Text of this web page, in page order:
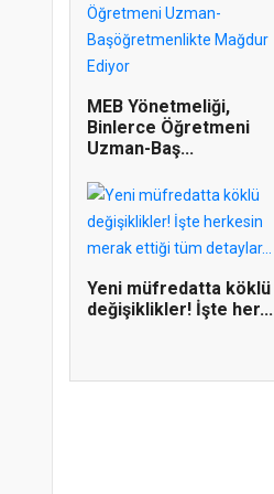
MEB Yönetmeliği,
Binlerce Öğretmeni
Uzman-Baş...
Yeni müfredatta köklü
değişiklikler! İşte her...